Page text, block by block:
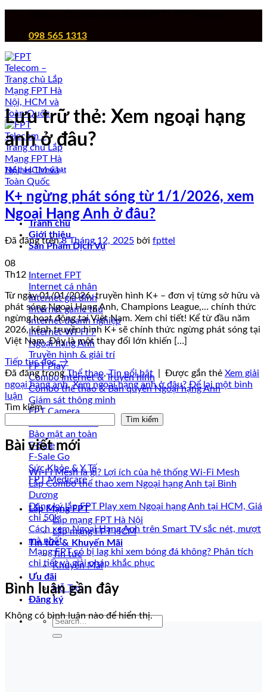
098 565 1313
Tranh chủ
Giới thiệu
Sản Phẩm Dịch Vụ
Internet FPT
Internet cá nhân
Internet gia đình
Internet game thủ
Internet doanh nghiệp
Internet Wi-Fi 7
Ngoại hạng Anh
Truyền hình & giải trí
FPT Play
Combo Internet & Truyền hình
Combo thể thao & Bản quyền Ngoại hạng Anh
Giám sát thông minh
FPT Camera
Bảo mật an toàn
F-Sale
F-Sale Go
Sức Khỏe & Y Tế
FPT Medicare
Lắp Mạng FPT
Lắp mạng FPT Hà Nội
Lắp mạng FPT HCM
Tin tức & Khuyến Mãi
Tin tức
Khuyến Mãi
Ưu đãi
Hỗ Trợ
Đăng ký
Lưu trữ thẻ: Xem ngoại hạng
anh ở đâu?
Thể thao, Tin nổi bật
K+ ngừng phát sóng từ 1/1/2026, xem
Ngoại Hạng Anh ở đâu?
Đã đăng trên8 Tháng 12, 2025 bởi fpttel
08
Th12
Từ ngày 01/01/2026, truyền hình K+ – đơn vị từng sở hữu và
phát sóng Ngoại Hạng Anh, Champions League,… chính thức
ngừng hoạt động tại Việt Nam. Xem chi tiết! Kể từ đầu năm
2026, kênh truyền hình K+ sẽ chính thức ngừng phát sóng tại
Việt Nam. Đây là một thay đổi lớn khiến […]
Tiếp tục đọc→
Đã đăng trongThể thao,Tin nổi bật Được gắn thẻ Xem giải
ngoại hạng anh,Xem ngoại hạng anh ở đâu? Để lại một bình
luận
Tìm kiếm
Tìm kiếm
Bài viết mới
Wi-Fi Mesh là gì? Lợi ích của hệ thống Wi-Fi Mesh
Lắp Combo thể thao xem Ngoại hạng Anh tại Bình
Dương
Đăng ký lắp FPT Play xem Ngoại hạng Anh tại HCM, Giá
chỉ 50k
Cách xem Ngoại Hạng Anh trên Smart TV sắc nét, mượt
mà nhất
Mạng FPT có bị lag khi xem bóng đá không? Phân tích
chi tiết và giải pháp khắc phục
Bình luận gần đây
Không có bình luận nào để hiển thị.